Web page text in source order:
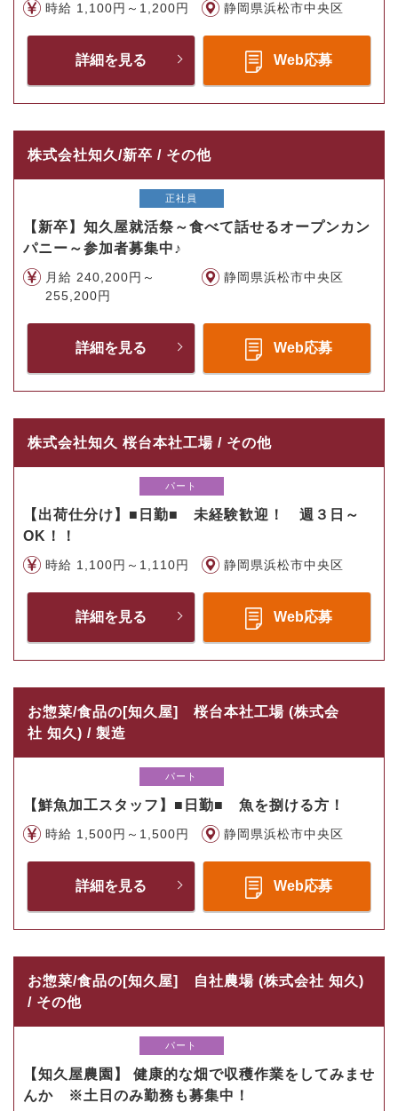
時給 1,100円～1,200円 静岡県浜松市中央区
詳細を見る Web応募
株式会社知久/新卒 / その他
正社員
【新卒】知久屋就活祭～食べて話せるオープンカン
パニー～参加者募集中♪
月給 240,200円～
255,200円
静岡県浜松市中央区
詳細を見る Web応募
株式会社知久 桜台本社工場 / その他
パート
【出荷仕分け】■日勤■ 未経験歓迎！ 週３日～
OK！！
時給 1,100円～1,110円 静岡県浜松市中央区
詳細を見る Web応募
お惣菜/食品の[知久屋] 桜台本社工場 (株式会
社 知久) / 製造
パート
【鮮魚加工スタッフ】■日勤■ 魚を捌ける方！
時給 1,500円～1,500円 静岡県浜松市中央区
詳細を見る Web応募
お惣菜/食品の[知久屋] 自社農場 (株式会社 知久)
/ その他
パート
【知久屋農園】 健康的な畑で収穫作業をしてみませ
んか ※土日のみ勤務も募集中！